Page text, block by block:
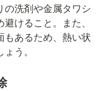
の洗剤や金属タワシ
けること。また、
もあるため、熱い状
う。